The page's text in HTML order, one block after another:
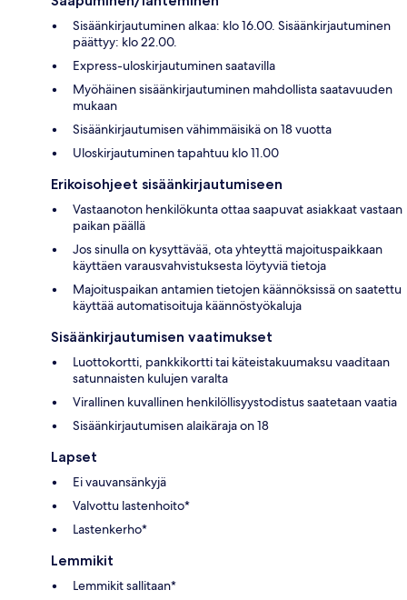
Sisäänkirjautuminen alkaa: klo 16.00. Sisäänkirjautuminen
päättyy: klo 22.00.
Express-uloskirjautuminen saatavilla
Myöhäinen sisäänkirjautuminen mahdollista saatavuuden
mukaan
Sisäänkirjautumisen vähimmäisikä on 18 vuotta
Uloskirjautuminen tapahtuu klo 11.00
Erikoisohjeet sisäänkirjautumiseen
Vastaanoton henkilökunta ottaa saapuvat asiakkaat vastaan
paikan päällä
Jos sinulla on kysyttävää, ota yhteyttä majoituspaikkaan
käyttäen varausvahvistuksesta löytyviä tietoja
Majoituspaikan antamien tietojen käännöksissä on saatettu
käyttää automatisoituja käännöstyökaluja
Sisäänkirjautumisen vaatimukset
Luottokortti, pankkikortti tai käteistakuumaksu vaaditaan
satunnaisten kulujen varalta
Virallinen kuvallinen henkilöllisyystodistus saatetaan vaatia
Sisäänkirjautumisen alaikäraja on 18
Lapset
Ei vauvansänkyjä
Valvottu lastenhoito*
Lastenkerho*
Lemmikit
Lemmikit sallitaan*